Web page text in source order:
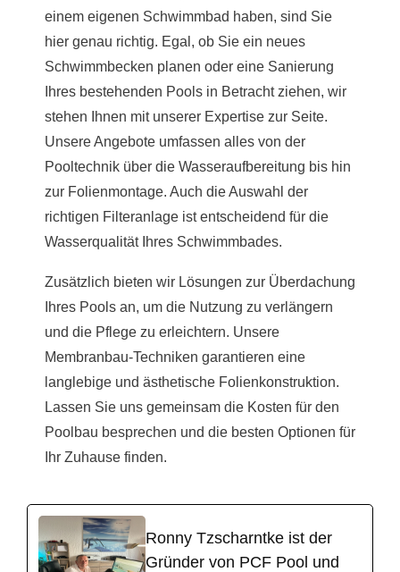
einem eigenen Schwimmbad haben, sind Sie
hier genau richtig. Egal, ob Sie ein neues
Schwimmbecken planen oder eine Sanierung
Ihres bestehenden Pools in Betracht ziehen, wir
stehen Ihnen mit unserer Expertise zur Seite.
Unsere Angebote umfassen alles von der
Pooltechnik über die Wasseraufbereitung bis hin
zur Folienmontage. Auch die Auswahl der
richtigen Filteranlage ist entscheidend für die
Wasserqualität Ihres Schwimmbades.
Zusätzlich bieten wir Lösungen zur Überdachung
Ihres Pools an, um die Nutzung zu verlängern
und die Pflege zu erleichtern. Unsere
Membranbau-Techniken garantieren eine
langlebige und ästhetische Folienkonstruktion.
Lassen Sie uns gemeinsam die Kosten für den
Poolbau besprechen und die besten Optionen für
Ihr Zuhause finden.
Ronny Tzscharntke ist der
Gründer von PCF Pool und